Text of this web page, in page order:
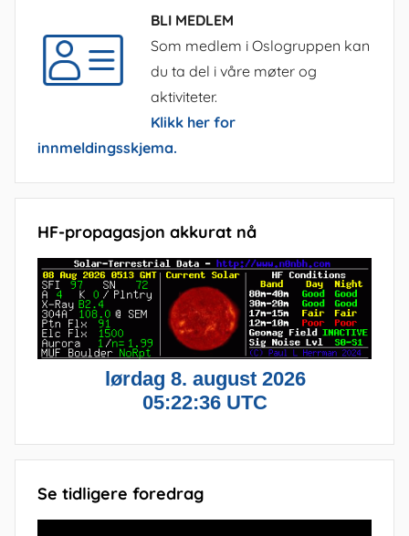
BLI MEDLEM
Som medlem i Oslogruppen kan
du ta del i våre møter og
aktiviteter.
Klikk her for
innmeldingsskjema.
HF-propagasjon akkurat nå
Se tidligere foredrag